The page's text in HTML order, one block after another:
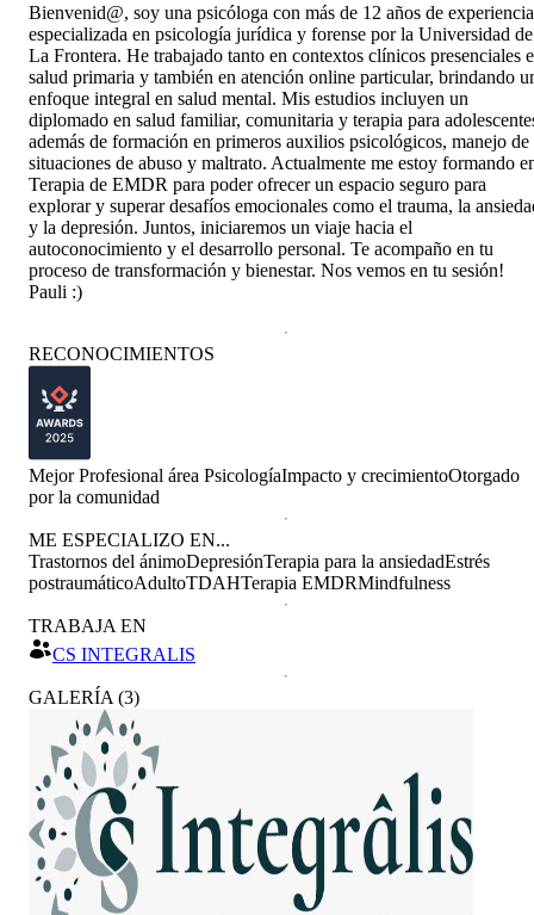
Bienvenid@, soy una psicóloga con más de 12 años de
especializada en psicología jurídica y forense por la Universidad de
La Frontera. He trabajado tanto en contextos clínicos presenciales
salud primaria y también en atención online particular, brindando
enfoque integral en salud mental. Mis estudios incluyen un
diplomado en salud familiar, comunitaria y terapia para
además de formación en primeros auxilios psicológicos, manejo de
situaciones de abuso y maltrato. Actualmente me estoy formando
Terapia de EMDR para poder ofrecer un espacio seguro para
explorar y superar desafíos emocionales como el trauma, la
y la depresión. Juntos, iniciaremos un viaje hacia el
autoconocimiento y el desarrollo personal. Te acompaño en tu
proceso de transformación y bienestar. Nos vemos en tu sesión!
Pauli :)
RECONOCIMIENTOS
Mejor Profesional área PsicologíaImpacto y crecimientoOtorgado
porla comunidad
ME ESPECIALIZO EN...
Trastornos del ánimoDepresiónTerapia para la ansiedadEstrés
postraumáticoAdultoTDAHTerapia EMDRMindfulness
TRABAJA EN
CS INTEGRALIS
GALERÍA (3)